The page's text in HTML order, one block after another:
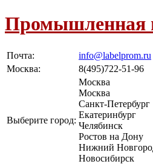
Промышленная
Почта:
info@labelprom.ru
Москва: 8(495)722-51-96
Выберите город:
Москва
Москва
Санкт-Петербург
Екатеринбург
Челябинск
Ростов на Дону
Нижний
Новосибирск